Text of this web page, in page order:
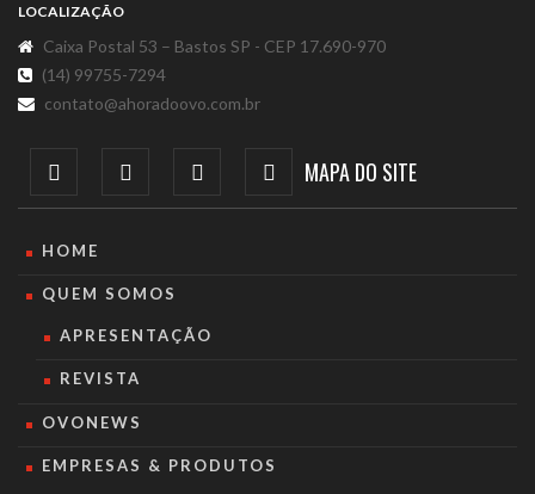
LOCALIZAÇÃO
Caixa Postal 53 – Bastos SP - CEP 17.690-970
(14) 99755-7294
contato@ahoradoovo.com.br
MAPA DO SITE
HOME
QUEM SOMOS
APRESENTAÇÃO
REVISTA
OVONEWS
EMPRESAS & PRODUTOS